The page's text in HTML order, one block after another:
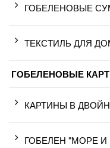
ГОБЕЛЕНОВЫЕ
ТЕКСТИЛЬ ДЛЯ
ГОБЕЛЕНОВЫЕ
КАРТИНЫ В
ГОБЕЛЕН "МОРЕ И